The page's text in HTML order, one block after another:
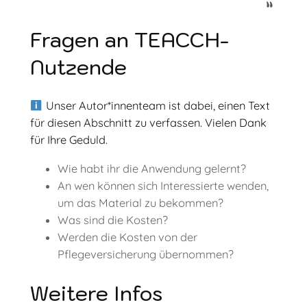
Fragen an TEACCH-
Nutzende
Unser Autor*innenteam ist dabei, einen Text
für diesen Abschnitt zu verfassen. Vielen Dank
für Ihre Geduld.
Wie habt ihr die Anwendung gelernt?
An wen können sich Interessierte wenden,
um das Material zu bekommen?
Was sind die Kosten?
Werden die Kosten von der
Pflegeversicherung übernommen?
Weitere Infos